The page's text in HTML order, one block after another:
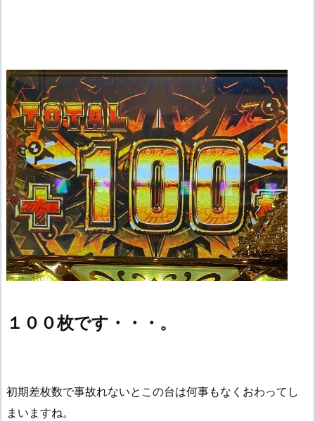
１００枚です・・・。
初期差枚数で事故れないとこの台は何事もなくおわってし
まいますね。